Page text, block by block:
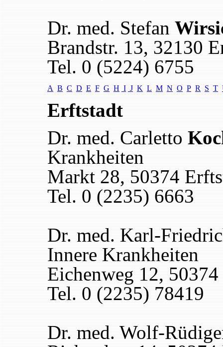
Dr. med. Stefan
Brandstr. 13, 32130
Tel. 0 (5224) 6755
A B C D E F G H I J K L M N O P R S T
Erftstadt
Dr. med. Carletto
Krankheiten
Markt 28, 50374
Tel. 0 (2235) 6663
Dr. med. Karl-
Innere Krankheiten
Eichenweg 12,
Tel. 0 (2235) 78419
Dr. med. Wolf-